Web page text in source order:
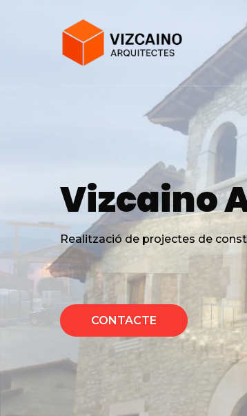
Vizcaino
Realització de projectes de
CONTACTE